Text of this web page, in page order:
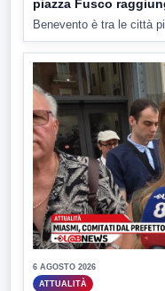
piazza Fusco
Benevento è tra le città
6 AGOSTO 2026
ATTUALITÀ